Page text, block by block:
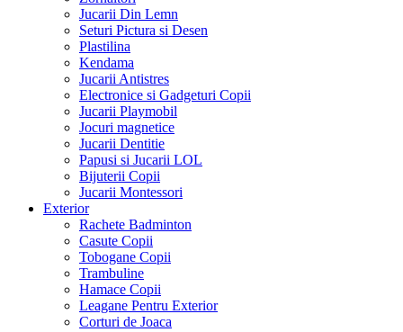
Jucarii Din Lemn
Seturi Pictura si Desen
Plastilina
Kendama
Jucarii Antistres
Electronice si Gadgeturi Copii
Jucarii Playmobil
Jocuri magnetice
Jucarii Dentitie
Papusi si Jucarii LOL
Bijuterii Copii
Jucarii Montessori
Exterior
Rachete Badminton
Casute Copii
Tobogane Copii
Trambuline
Hamace Copii
Leagane Pentru Exterior
Corturi de Joaca